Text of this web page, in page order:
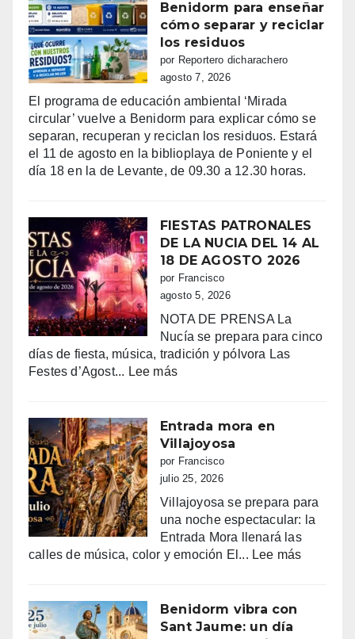
Benidorm para enseñar
cómo separar y reciclar
los residuos
por Reportero dicharachero
agosto 7, 2026
El programa de educación ambiental ‘Mirada
circular’ vuelve a Benidorm para explicar cómo se
separan, recuperan y reciclan los residuos. Estará
el 11 de agosto en la biblioplaya de Poniente y el
día 18 en la de Levante, de 09.30 a 12.30 horas.
FIESTAS PATRONALES
DE LA NUCIA DEL 14 AL
18 DE AGOSTO 2026
por Francisco
agosto 5, 2026
NOTA DE PRENSA La
Nucía se prepara para cinco
días de fiesta, música, tradición y pólvora Las
Festes d’Agost... Lee más:
DE
LA
NUCIA
DEL
AL
18
DE
AGOSTO
Entrada mora en
Villajoyosa
por Francisco
julio 25, 2026
Villajoyosa se prepara para
una noche espectacular: la
Entrada Mora llenará las
calles de música, color y emoción El... Lee más:
Benidorm vibra con
Sant Jaume: un día